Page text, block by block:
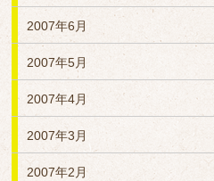
2007年6月
2007年5月
2007年4月
2007年3月
2007年2月